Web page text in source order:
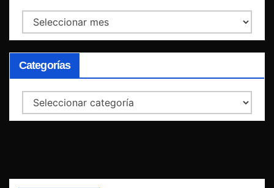
Archivos
Categorías
Categorías